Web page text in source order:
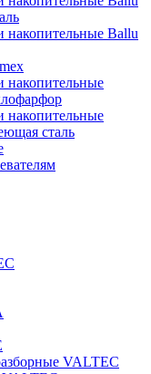
накопительные Ballu
накопительные
накопительные
сталь
VALTEC